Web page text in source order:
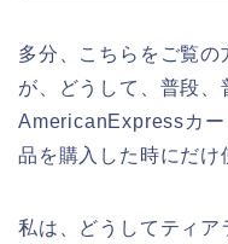
多分、こちらをご覧
が、どうして、普段、
AmericanExpressカ
品を購入した時にだけ
私は、どうしてティア